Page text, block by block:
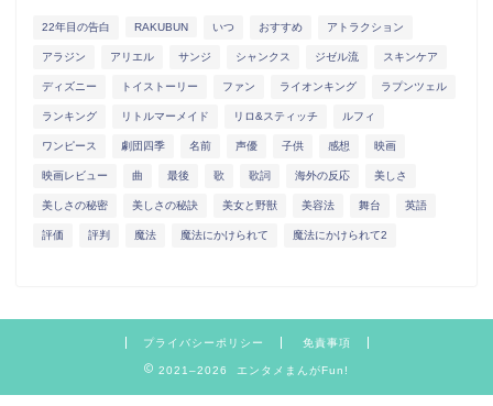
22年目の告白 RAKUBUN いつ おすすめ アトラクション
アラジン アリエル サンジ シャンクス ジゼル流 スキンケア
ディズニー トイストーリー ファン ライオンキング ラプンツェル
ランキング リトルマーメイド リロ&スティッチ ルフィ
ワンピース 劇団四季 名前 声優 子供 感想 映画
映画レビュー 曲 最後 歌 歌詞 海外の反応 美しさ
美しさの秘密 美しさの秘訣 美女と野獣 美容法 舞台 英語
評価 評判 魔法 魔法にかけられて 魔法にかけられて2
プライバシーポリシー 免責事項
2021–2026 エンタメまんがFun!